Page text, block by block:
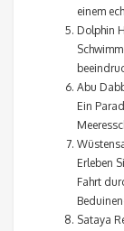
einem
Dolphin
Abu
Ein
Erleben
Fahrt
Sataya